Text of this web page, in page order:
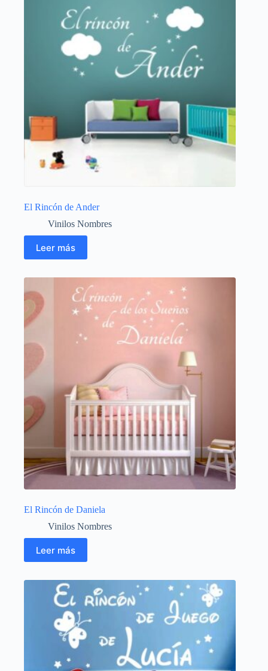
El Rincón de Ander
Vinilos Nombres
Leer más
El Rincón de Daniela
Vinilos Nombres
Leer más